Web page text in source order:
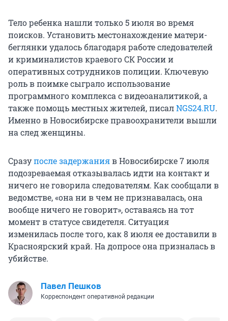
Тело ребенка нашли только 5 июля во время
поисков. Установить местонахождение матери-
беглянки удалось благодаря работе следователей
и криминалистов краевого СК России и
оперативных сотрудников полиции. Ключевую
роль в поимке сыграло использование
программного комплекса с видеоаналитикой, а
также помощь местных жителей, писалNGS24.RU.
Именно в Новосибирске правоохранители вышли
на след женщины.
Сразупосле задержанияв Новосибирске 7 июля
подозреваемая отказывалась идти на контакт и
ничего не говорила следователям. Как сообщали в
ведомстве, «она ни в чем не признавалась, она
вообще ничего не говорит», оставаясь на тот
момент в статусе свидетеля. Ситуация
изменилась после того, как 8 июля ее доставили в
Красноярский край. На допросе она призналась в
убийстве.
Павел Пешков
Корреспондент оперативной редакции